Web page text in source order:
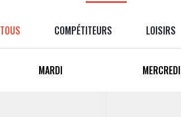
TOUS COMPÉTITEURS LOISIRS
MARDI MERCREDI